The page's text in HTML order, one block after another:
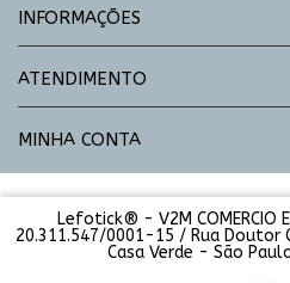
INFORMAÇÕES
ATENDIMENTO
MINHA CONTA
Lefotick® - V2M COMERCIO
20.311.547/0001-15 / Rua Doutor
Casa Verde - São